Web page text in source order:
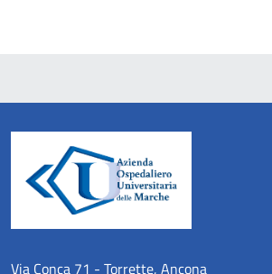
Via Conca 71 - Torrette, Ancona